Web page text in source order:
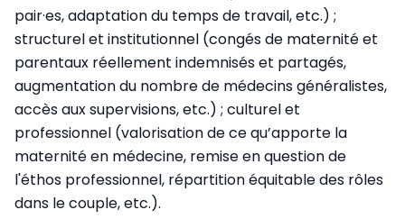
pair·es, adaptation du temps de travail, etc.) ;
structurel et institutionnel (congés de maternité et
parentaux réellement indemnisés et partagés,
augmentation du nombre de médecins généralistes,
accès aux supervisions, etc.) ; culturel et
professionnel (valorisation de ce qu’apporte la
maternité en médecine, remise en question de
l'éthos professionnel, répartition équitable des rôles
dans le couple, etc.).